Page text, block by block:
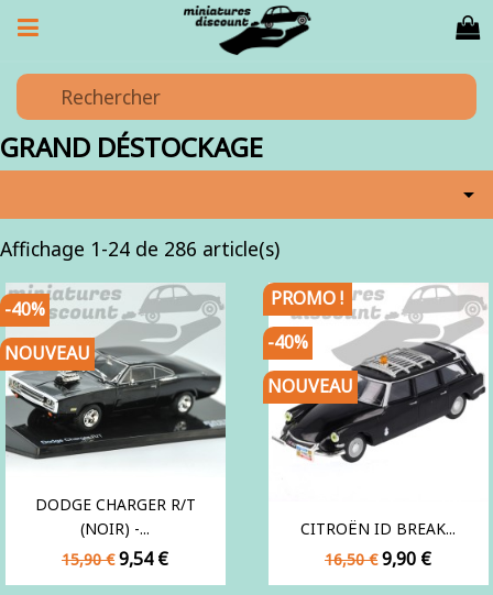
GRAND DÉSTOCKAGE

Affichage 1-24 de 286 article(s)
DODGE CHARGER R/T
(NOIR) -...
Prix
de
15,90 € Prix
9,54 €
-40%
NOUVEAU
CITROËN ID BREAK...
Prix
de
16,50 € Prix
9,90 €
PROMO !
-40%
NOUVEAU